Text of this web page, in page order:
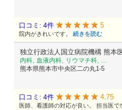
口コミ: 4件 5
院内がきれいです。 続きを読む
独立行政法人国立病院機構 熊本
内科, 血液内科, リウマチ科, ...
熊本県熊本市中央区二の丸1-5
口コミ: 4件 4.75
医師、看護師の対応が良い。 担当医で